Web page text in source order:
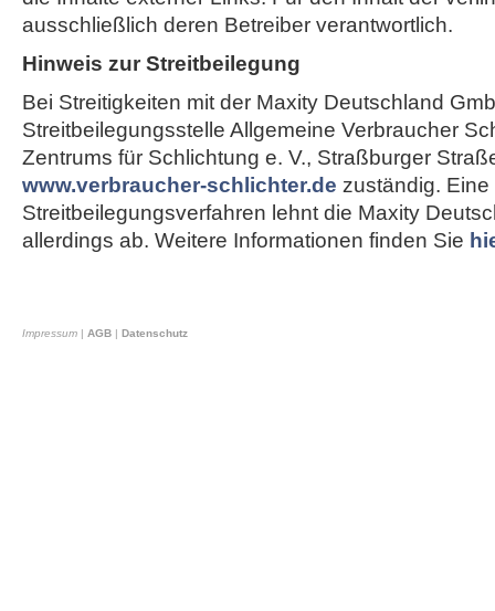
ausschließlich deren Betreiber verantwortlich.
Hinweis zur Streitbeilegung
Bei Streitigkeiten mit der Maxity Deutschland
Streitbeilegungsstelle Allgemeine Verbraucher
Zentrums für Schlichtung e. V., Straßburger
www.verbraucher-schlichter.de zuständig.
Streitbeilegungsverfahren lehnt die Maxity
allerdings ab. Weitere Informationen finden Sie
Impressum | AGB | Datenschutz